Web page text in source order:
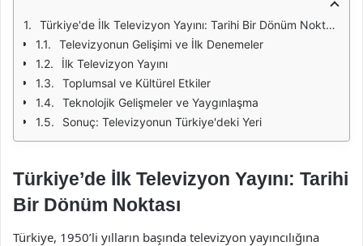
Türkiye'de İlk Televizyon Yayını: Tarihi Bir Dönüm Noktası
Televizyonun Gelişimi ve İlk Denemeler
İlk Televizyon Yayını
Toplumsal ve Kültürel Etkiler
Teknolojik Gelişmeler ve Yaygınlaşma
Sonuç: Televizyonun Türkiye'deki Yeri
Türkiye’de İlk Televizyon Yayını: Tarihi
Bir Dönüm Noktası
Türkiye, 1950’li yılların başında televizyon yayıncılığına